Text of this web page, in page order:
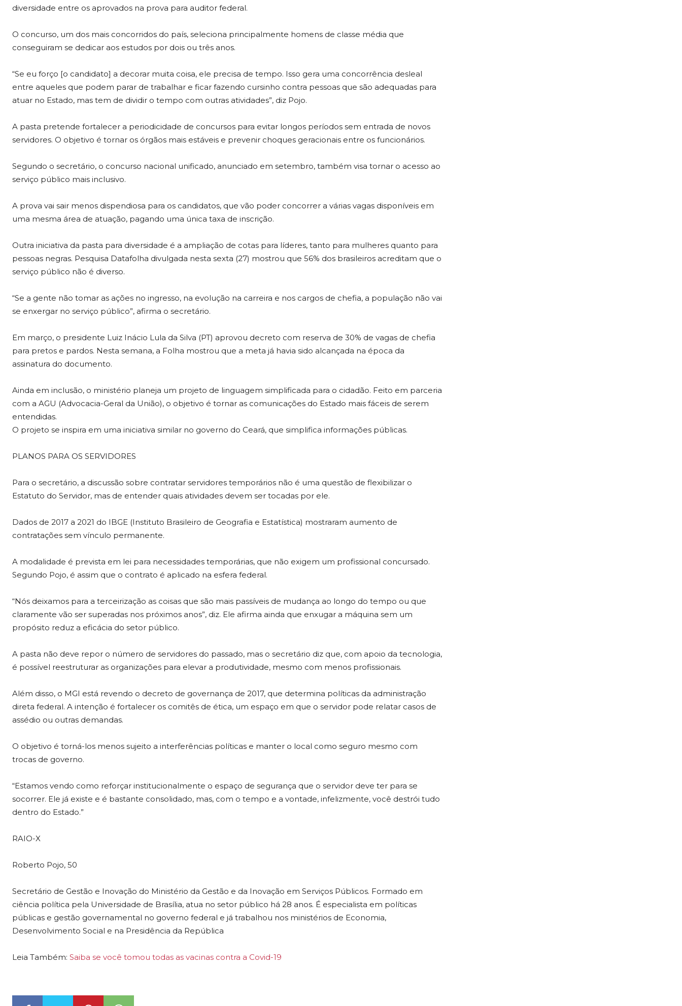
diversidade entre os aprovados na prova para auditor federal.
O concurso, um dos mais concorridos do país, seleciona principalmente homens de classe média que
conseguiram se dedicar aos estudos por dois ou três anos.
“Se eu forço [o candidato] a decorar muita coisa, ele precisa de tempo. Isso gera uma concorrência desleal
entre aqueles que podem parar de trabalhar e ficar fazendo cursinho contra pessoas que são adequadas para
atuar no Estado, mas tem de dividir o tempo com outras atividades”, diz Pojo.
A pasta pretende fortalecer a periodicidade de concursos para evitar longos períodos sem entrada de novos
servidores. O objetivo é tornar os órgãos mais estáveis e prevenir choques geracionais entre os funcionários.
Segundo o secretário, o concurso nacional unificado, anunciado em setembro, também visa tornar o acesso ao
serviço público mais inclusivo.
A prova vai sair menos dispendiosa para os candidatos, que vão poder concorrer a várias vagas disponíveis em
uma mesma área de atuação, pagando uma única taxa de inscrição.
Outra iniciativa da pasta para diversidade é a ampliação de cotas para líderes, tanto para mulheres quanto para
pessoas negras. Pesquisa Datafolha divulgada nesta sexta (27) mostrou que 56% dos brasileiros acreditam que o
serviço público não é diverso.
“Se a gente não tomar as ações no ingresso, na evolução na carreira e nos cargos de chefia, a população não vai
se enxergar no serviço público”, afirma o secretário.
Em março, o presidente Luiz Inácio Lula da Silva (PT) aprovou decreto com reserva de 30% de vagas de chefia
para pretos e pardos. Nesta semana, a Folha mostrou que a meta já havia sido alcançada na época da
assinatura do documento.
Ainda em inclusão, o ministério planeja um projeto de linguagem simplificada para o cidadão. Feito em parceria
com a AGU (Advocacia-Geral da União), o objetivo é tornar as comunicações do Estado mais fáceis de serem
entendidas.
O projeto se inspira em uma iniciativa similar no governo do Ceará, que simplifica informações públicas.
PLANOS PARA OS SERVIDORES
Para o secretário, a discussão sobre contratar servidores temporários não é uma questão de flexibilizar o
Estatuto do Servidor, mas de entender quais atividades devem ser tocadas por ele.
Dados de 2017 a 2021 do IBGE (Instituto Brasileiro de Geografia e Estatística) mostraram aumento de
contratações sem vínculo permanente.
A modalidade é prevista em lei para necessidades temporárias, que não exigem um profissional concursado.
Segundo Pojo, é assim que o contrato é aplicado na esfera federal.
“Nós deixamos para a terceirização as coisas que são mais passíveis de mudança ao longo do tempo ou que
claramente vão ser superadas nos próximos anos”, diz. Ele afirma ainda que enxugar a máquina sem um
propósito reduz a eficácia do setor público.
A pasta não deve repor o número de servidores do passado, mas o secretário diz que, com apoio da tecnologia,
é possível reestruturar as organizações para elevar a produtividade, mesmo com menos profissionais.
Além disso, o MGI está revendo o decreto de governança de 2017, que determina políticas da administração
direta federal. A intenção é fortalecer os comitês de ética, um espaço em que o servidor pode relatar casos de
assédio ou outras demandas.
O objetivo é torná-los menos sujeito a interferências políticas e manter o local como seguro mesmo com
trocas de governo.
“Estamos vendo como reforçar institucionalmente o espaço de segurança que o servidor deve ter para se
socorrer. Ele já existe e é bastante consolidado, mas, com o tempo e a vontade, infelizmente, você destrói tudo
dentro do Estado.”
RAIO-X
Roberto Pojo, 50
Secretário de Gestão e Inovação do Ministério da Gestão e da Inovação em Serviços Públicos. Formado em
ciência política pela Universidade de Brasília, atua no setor público há 28 anos. É especialista em políticas
públicas e gestão governamental no governo federal e já trabalhou nos ministérios de Economia,
Desenvolvimento Social e na Presidência da República
Leia Também: Saiba se você tomou todas as vacinas contra a Covid-19